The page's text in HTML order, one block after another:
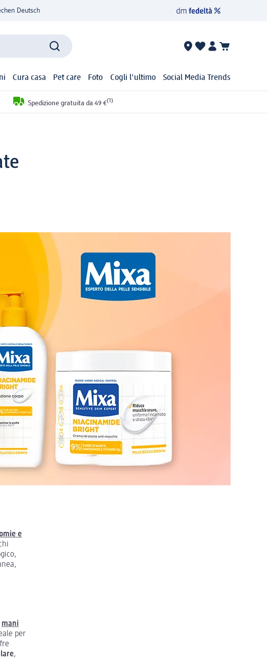
Deutsch
Cura casa Pet care Foto Cogli l'ultimo Social Media Trends
Spedizione gratuita da 49 €(1)
e
mani
per
,